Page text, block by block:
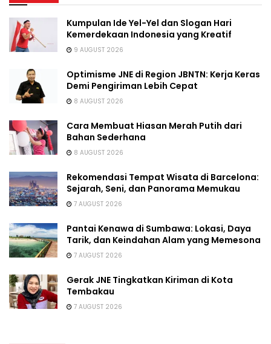
Kumpulan Ide Yel-Yel dan Slogan Hari
Kemerdekaan Indonesia yang Kreatif
9 AUGUST 2026
Optimisme JNE di Region JBNTN: Kerja Keras
Demi Pengiriman Lebih Cepat
8 AUGUST 2026
Cara Membuat Hiasan Merah Putih dari
Bahan Sederhana
8 AUGUST 2026
Rekomendasi Tempat Wisata di Barcelona:
Sejarah, Seni, dan Panorama Memukau
7 AUGUST 2026
Pantai Kenawa di Sumbawa: Lokasi, Daya
Tarik, dan Keindahan Alam yang Memesona
7 AUGUST 2026
Gerak JNE Tingkatkan Kiriman di Kota
Tembakau
7 AUGUST 2026